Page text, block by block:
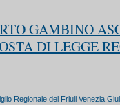
GAMBINO
DI LEGGE
Regionale del Friuli Venezia